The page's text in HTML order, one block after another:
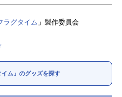
ラグタイム 」製作委員会
イム」のグッズを探す